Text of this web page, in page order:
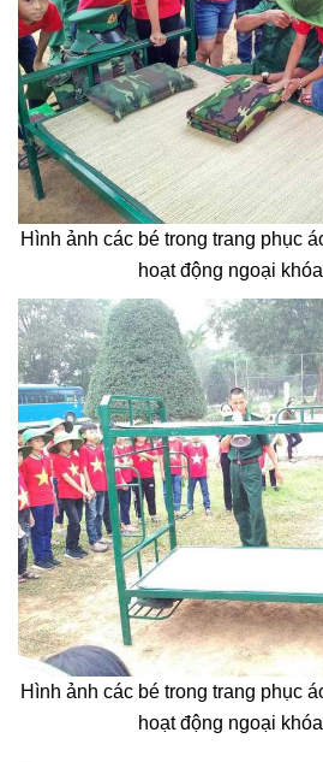
Hình ảnh các bé trong trang phục
hoạt động ngoại
Hình ảnh các bé trong trang phục
hoạt động ngoại